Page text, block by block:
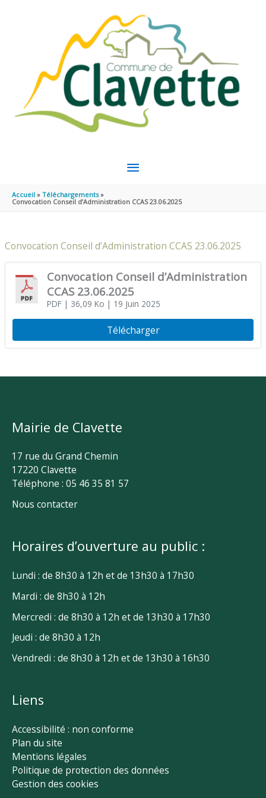
MENU
PRINCIPAL
Accueil
Téléchargements
Convocation Conseil d’Administration CCAS 23.06.2025
Convocation Conseil d’Administration CCAS 23.06.2025
Convocation Conseil d’Administration
CCAS 23.06.2025
PDF| 36,09 Ko | 19 Juin 2025
Télécharger
Mairie de Clavette
17 rue du Grand Chemin
17220 Clavette
Téléphone : 05 46 35 81 57
Nous contacter
Horaires d’ouverture au public :
Lundi : de 8h30 à 12h et de 13h30 à 17h30
Mardi : de 8h30 à 12h
Mercredi : de 8h30 à 12h et de 13h30 à 17h30
Jeudi : de 8h30 à 12h
Vendredi : de 8h30 à 12h et de 13h30 à 16h30
Liens
Accessibilité : non conforme
Plan du site
Mentions légales
Politique de protection des données
Gestion des cookies